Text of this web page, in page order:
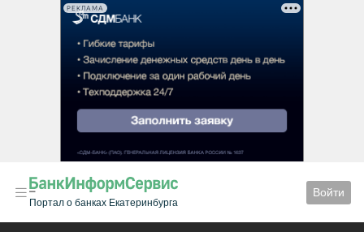
РЕКЛАМА
Портал о банках Екатеринбурга
Войти